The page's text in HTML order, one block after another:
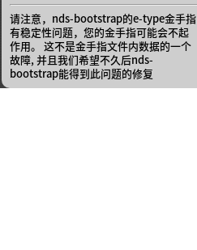
请注意，nds-bootstrap的e-type金手指
有稳定性问题，您的金手指可能会不起
作用。 这不是金手指文件内数据的一个
故障, 并且我们希望不久后nds-
bootstrap能得到此问题的修复